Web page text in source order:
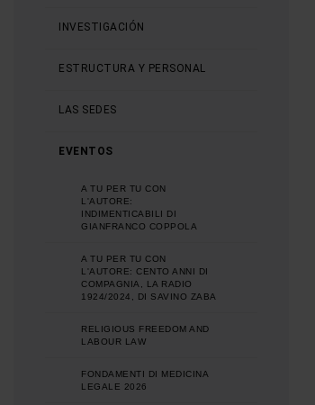
INVESTIGACIÓN
ESTRUCTURA Y PERSONAL
LAS SEDES
EVENTOS
A TU PER TU CON
L'AUTORE:
INDIMENTICABILI DI
GIANFRANCO COPPOLA
A TU PER TU CON
L'AUTORE: CENTO ANNI DI
COMPAGNIA, LA RADIO
1924/2024, DI SAVINO ZABA
RELIGIOUS FREEDOM AND
LABOUR LAW
FONDAMENTI DI MEDICINA
LEGALE 2026